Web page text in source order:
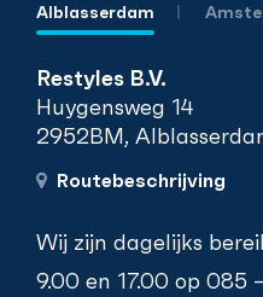
Alblasserdam
Restyles B.V.
Huygensweg 14
2952BM,
Routebeschrijving
Wij zijn dagelijks
9.00 en 17.00 op 085